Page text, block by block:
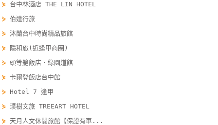
戶
客
聯
絡
單
⋟ 台中林酒店 THE LIN HOTEL
⋟伯達行旅
⋟沐蘭台中時尚精品旅館
⋟
隱和旅(近逢甲商圈)
⋟頭等艙飯店‧綠園道館
⋟卡爾登飯店台中館
⋟ Hotel 7 逢甲
⋟璞樹文旅 TREEART HOTEL
⋟天月人文休閒旅館【保證有車...